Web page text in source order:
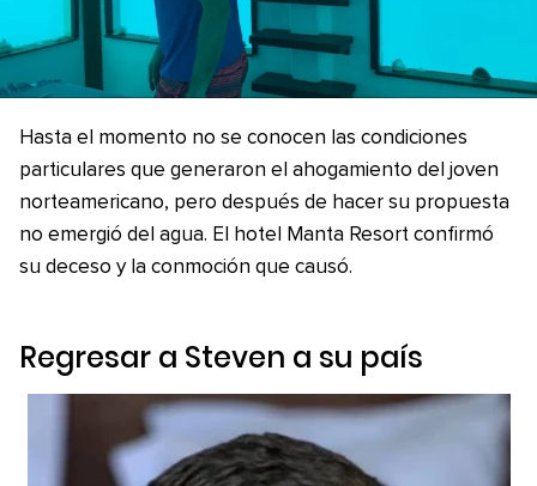
Hasta el momento no se conocen las condiciones
particulares que generaron el ahogamiento del joven
norteamericano, pero después de hacer su propuesta
no emergió del agua. El hotel Manta Resort confirmó
su deceso y la conmoción que causó.
Regresar a Steven a su país